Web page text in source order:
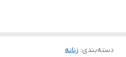
قیمت : 379,000 تومان✔💰
دسته‌بندی: زنانه